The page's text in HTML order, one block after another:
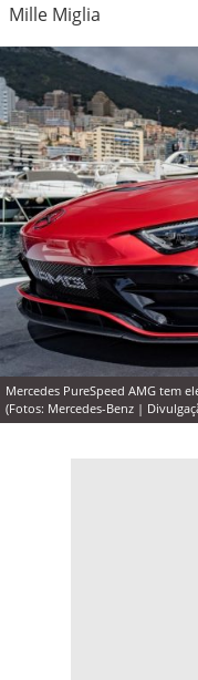
Mille Miglia
Mercedes PureSpeed AMG tem
(Fotos: Mercedes-Benz |